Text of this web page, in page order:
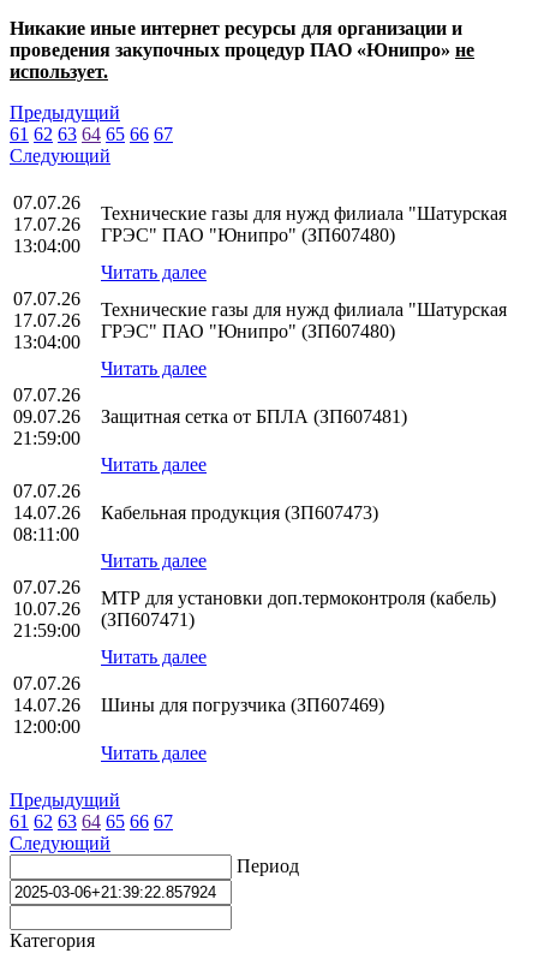
Никакие иные интернет ресурсы для организации и
проведения закупочных процедур ПАО «Юнипро» не
использует.
Предыдущий
61 62 63 64 65 66 67
Следующий
07.07.26
17.07.26
13:04:00
Технические газы для нужд филиала "Шатурская
ГРЭС" ПАО "Юнипро" (ЗП607480)
Читать далее
07.07.26
17.07.26
13:04:00
Технические газы для нужд филиала "Шатурская
ГРЭС" ПАО "Юнипро" (ЗП607480)
Читать далее
07.07.26
09.07.26
21:59:00
Защитная сетка от БПЛА (ЗП607481)
Читать далее
07.07.26
14.07.26
08:11:00
Кабельная продукция (ЗП607473)
Читать далее
07.07.26
10.07.26
21:59:00
МТР для установки доп.термоконтроля (кабель)
(ЗП607471)
Читать далее
07.07.26
14.07.26
12:00:00
Шины для погрузчика (ЗП607469)
Читать далее
Предыдущий
61 62 63 64 65 66 67
Следующий
Период
Категория